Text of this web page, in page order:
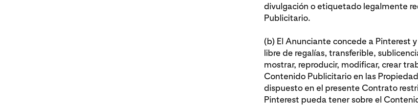
divulgación o etiquetado legalmente
Publicitario.
(b) El Anunciante concede a Pinterest
libre de regalías, transferible,
mostrar, reproducir, modificar, crear
Contenido Publicitario en las
dispuesto en el presente Contrato
Pinterest pueda tener sobre el